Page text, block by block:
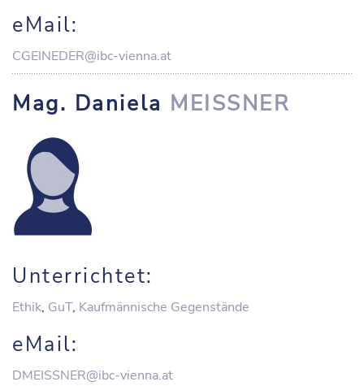
eMail:
CGEINEDER@ibc-vienna.at
Mag. Daniela MEISSNER
Unterrichtet:
Ethik, GuT, Kaufmännische Gegenstände
eMail:
DMEISSNER@ibc-vienna.at